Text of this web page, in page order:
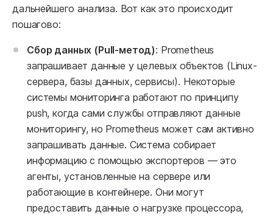
дальнейшего анализа. Вот как это происходит
пошагово:
Сбор данных (Pull-метод): Prometheus
запрашивает данные у целевых объектов (Linux-
сервера, базы данных, сервисы). Некоторые
системы мониторинга работают по принципу
push, когда сами службы отправляют данные
мониторингу, но Prometheus может сам активно
запрашивать данные. Система собирает
информацию с помощью экспортеров — это
агенты, установленные на сервере или
работающие в контейнере. Они могут
предоставить данные о нагрузке процессора,